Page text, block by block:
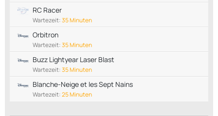
RC Racer
Wartezeit:35 Minuten
Orbitron
Wartezeit:35 Minuten
Buzz Lightyear Laser Blast
Wartezeit:35 Minuten
Blanche-Neige et les Sept Nains
Wartezeit:25 Minuten